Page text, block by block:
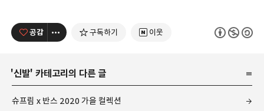
공감 구독하기 이웃
'신발' 카테고리의 다른 글
슈프림 x 반스 2020 가을 컬렉션